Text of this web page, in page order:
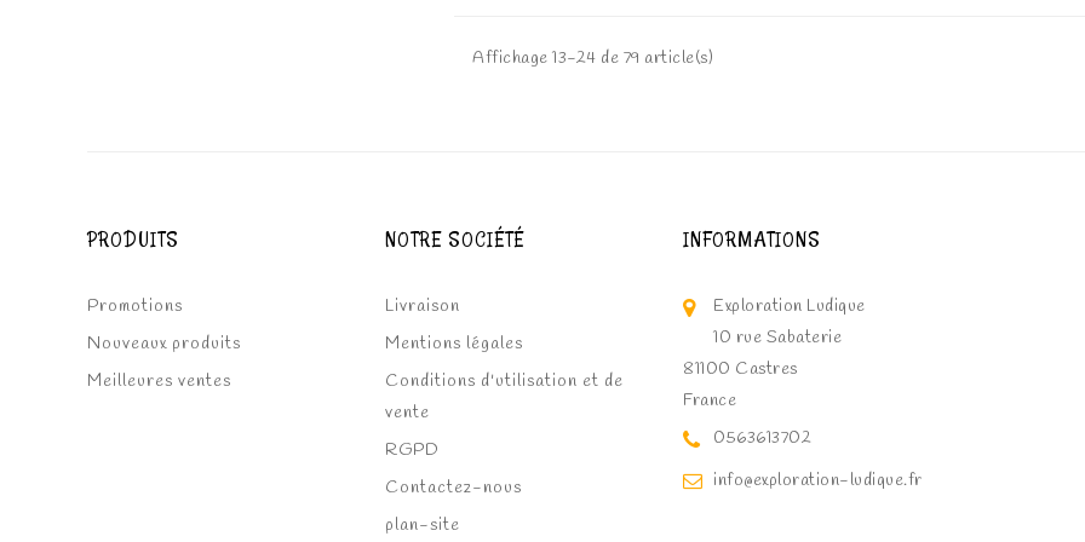
Affichage 13-24 de 79 article(s)
PRODUITS
Promotions
Nouveaux produits
Meilleures ventes
NOTRE SOCIÉTÉ
Livraison
Mentions légales
Conditions d'utilisation et de
vente
RGPD
Contactez-nous
plan-site
INFORMATIONS
Exploration Ludique
10 rue Sabaterie
81100 Castres
France
0563613702
info@exploration-ludique.fr